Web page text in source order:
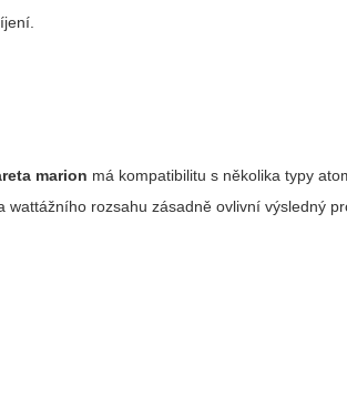
marion má kompatibilitu s několika typy
rozsahu zásadně ovlivní výsledný